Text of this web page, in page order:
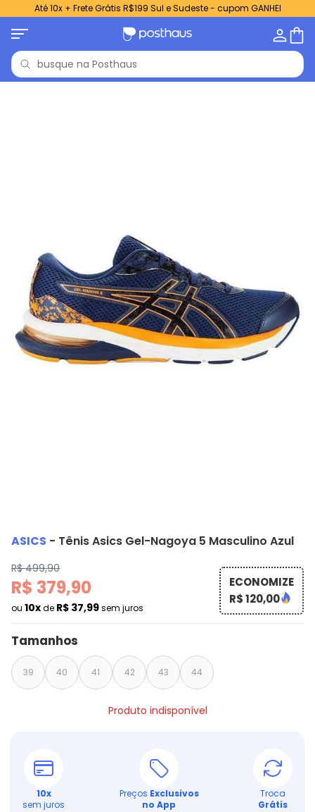
Até 10x + Frete Grátis R$199 Sul e Sudeste - cupom GANHEI
ASICS - Tênis Asics Gel-Nagoya 5 Masculino Azul
R$ 499,90
R$ 379,90
ou 10xde R$ 37,99sem juros
ECONOMIZE
R$ 120,00
Tamanhos
39 40 41 42 43 44
Produto indisponível
10x
sem juros
Preços Exclusivos
no App
Troca
Grátis